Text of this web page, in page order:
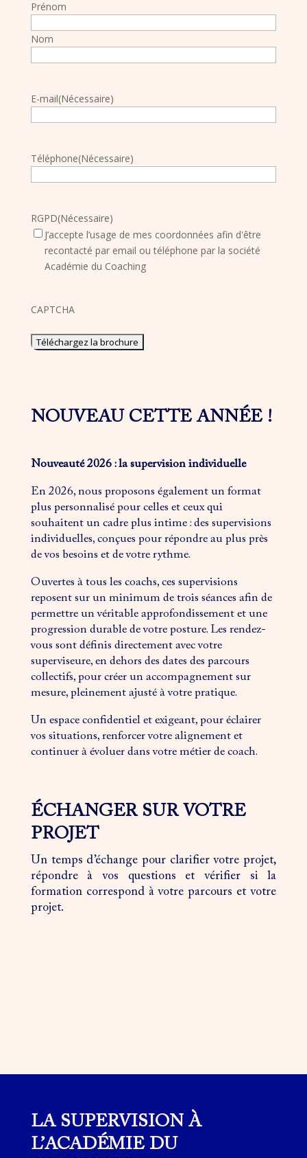
Prénom
Nom
E-mail(Nécessaire)
Téléphone(Nécessaire)
RGPD(Nécessaire)
J’accepte l’usage de mes coordonnées afin d'être
recontacté par email ou téléphone par la société
Académie du Coaching
CAPTCHA
NOUVEAU CETTE ANNÉE !
Nouveauté 2026 : la supervision individuelle
En 2026, nous proposons également un format
plus personnalisé pour celles et ceux qui
souhaitent un cadre plus intime : des supervisions
individuelles, conçues pour répondre au plus près
de vos besoins et de votre rythme.
Ouvertes à tous les coachs, ces supervisions
reposent sur un minimum de trois séances afin de
permettre un véritable approfondissement et une
progression durable de votre posture. Les rendez-
vous sont définis directement avec votre
superviseure, en dehors des dates des parcours
collectifs, pour créer un accompagnement sur
mesure, pleinement ajusté à votre pratique.
Un espace confidentiel et exigeant, pour éclairer
vos situations, renforcer votre alignement et
continuer à évoluer dans votre métier de coach.
ÉCHANGER SUR VOTRE
PROJET
Un temps d’échange pour clarifier votre projet,
répondre à vos questions et vérifier si la
formation correspond à votre parcours et votre
projet.
LA SUPERVISION À
L’ACADÉMIE DU